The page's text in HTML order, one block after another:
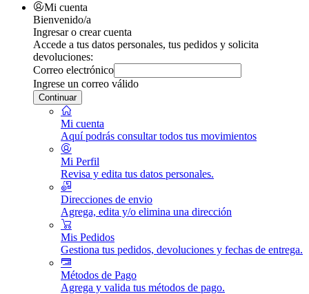
Mi cuenta
Bienvenido/a
Ingresar o crear cuenta
Accede a tus datos personales, tus pedidos y solicita
devoluciones:
Correo electrónico
Ingrese un correo válido
Continuar
Mi cuenta
Aquí podrás consultar todos tus movimientos
Mi Perfil
Revisa y edita tus datos personales.
Direcciones de envio
Agrega, edita y/o elimina una dirección
Mis Pedidos
Gestiona tus pedidos, devoluciones y fechas de entrega.
Métodos de Pago
Agrega y valida tus métodos de pago.